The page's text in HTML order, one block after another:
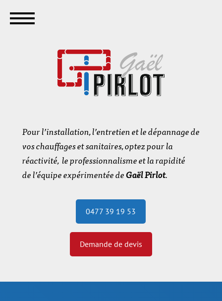
Pour l’installation, l’entretien et le dépannage de
vos chauffages et sanitaires, optez pour la
réactivité, le professionnalisme et la rapidité
de l’équipe expérimentée deGaël Pirlot.
0477 39 19 53
Demande de devis